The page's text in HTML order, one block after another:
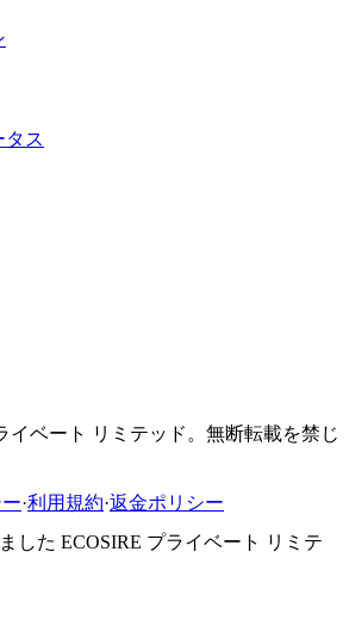
タス
イベート リミテッド。無断転載を禁じ
·利用規約·返金ポリシー
した ECOSIRE プライベート リミテ